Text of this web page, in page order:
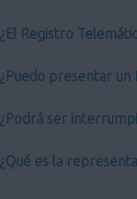
¿El Registro
¿Puedo presentar un
¿Podrá ser
¿Qué es la